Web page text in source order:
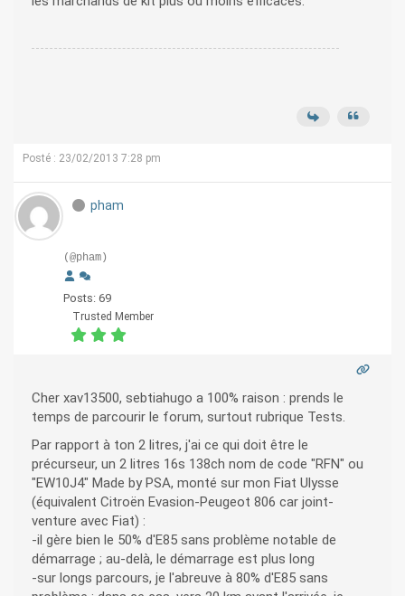
Posté : 23/02/2013 7:28 pm
pham
(@pham)
Posts: 69
Trusted Member
Cher xav13500, sebtiahugo a 100% raison : prends le
temps de parcourir le forum, surtout rubrique Tests.
Par rapport à ton 2 litres, j'ai ce qui doit être le
précurseur, un 2 litres 16s 138ch nom de code "RFN" ou
"EW10J4" Made by PSA, monté sur mon Fiat Ulysse
(équivalent Citroën Evasion-Peugeot 806 car joint-
venture avec Fiat) :
-il gère bien le 50% d'E85 sans problème notable de
démarrage ; au-delà, le démarrage est plus long
-sur longs parcours, je l'abreuve à 80% d'E85 sans